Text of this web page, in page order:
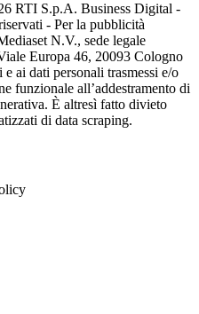
RTI S.p.A. Business Digital -
- Per la pubblicità
N.V., sede legale
Europa 46, 20093 Cologno
ai dati personali trasmessi e/o
funzionale all’addestramento di
È altresì fatto divieto
di data scraping.